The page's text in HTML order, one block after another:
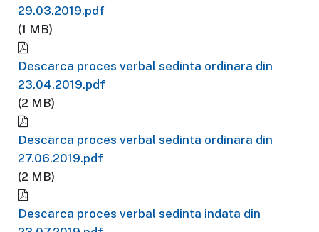
29.03.2019.pdf
(1 MB)
Descarca proces verbal sedinta ordinara din
23.04.2019.pdf
(2 MB)
Descarca proces verbal sedinta ordinara din
27.06.2019.pdf
(2 MB)
Descarca proces verbal sedinta indata din